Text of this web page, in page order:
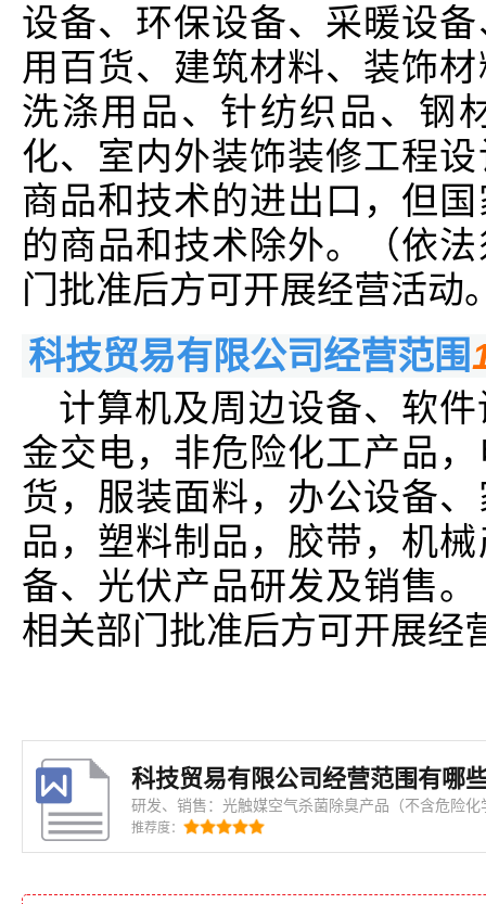
设备、环保设备、采暖设
用百货、建筑材料、装饰
洗涤用品、针纺织品、钢
化、室内外装饰装修工程
商品和技术的进出口，但
的商品和技术除外。（依
门批准后方可开展经营活动
科技贸易有限公司经营范围
计算机及周边设备、软
金交电，非危险化工产品
货，服装面料，办公设备
品，塑料制品，胶带，机
备、光伏产品研发及销售
相关部门批准后方可开展经
科技贸易有限公司经营范围有哪
研发、销售：光触媒空气杀菌除臭产品（不含危险
目，经相关部门批准后方可开展经营活动)〓…
推荐度：